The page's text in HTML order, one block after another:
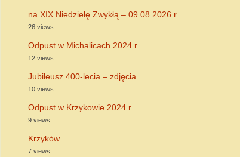
na XIX Niedzielę Zwykłą – 09.08.2026 r.
26 views
Odpust w Michalicach 2024 r.
12 views
Jubileusz 400-lecia – zdjęcia
10 views
Odpust w Krzykowie 2024 r.
9 views
Krzyków
7 views